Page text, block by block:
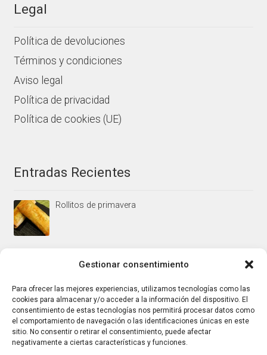
Gestionar consentimiento
Para ofrecer las mejores experiencias, utilizamos tecnologías como las
cookies para almacenar y/o acceder a la información del dispositivo. El
consentimiento de estas tecnologías nos permitirá procesar datos como
el comportamiento de navegación o las identificaciones únicas en este
sitio. No consentir o retirar el consentimiento, puede afectar
negativamente a ciertas características y funciones.
Legal
Política de devoluciones
Términos y condiciones
Aviso legal
Política de privacidad
Política de cookies (UE)
Entradas Recientes
Rollitos de primavera
Jamoncitos de pollo en salsa de almendras